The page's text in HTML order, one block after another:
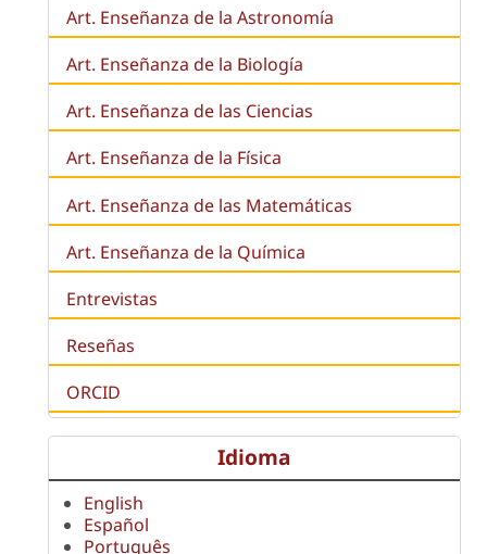
Art. Enseñanza de la Astronomía
Art. Enseñanza de la Biología
Art. Enseñanza de las Ciencias
Art. Enseñanza de la Física
Art. Enseñanza de las Matemáticas
Art. Enseñanza de la Química
Entrevistas
Reseñas
ORCID
Idioma
English
Español
Português